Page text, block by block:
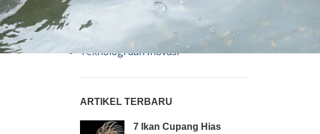
Pembenihan Ikan
Pembesaran Ikan
Teknologi dan Inovasi
ARTIKEL TERBARU
7 Ikan Cupang Hias